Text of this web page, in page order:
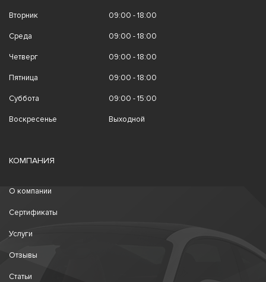
Вторник 09:00 - 18:00
Среда 09:00 - 18:00
Четверг 09:00 - 18:00
Пятница 09:00 - 18:00
Суббота 09:00 - 15:00
Воскресенье Выходной
КОМПАНИЯ
О компании
Сертификаты
Услуги
Отзывы
Статьи